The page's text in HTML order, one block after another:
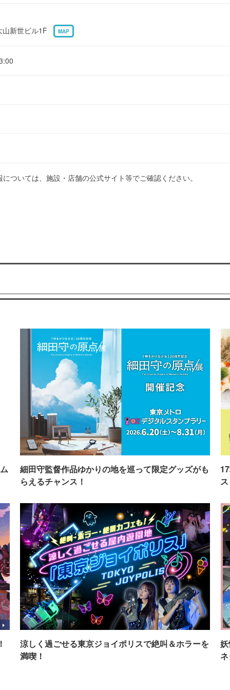
山新世ビル1F MAP
ついては、施設・店舗の公式サイト等でご確認ください。
細田守監督作品ゆかりの地を巡って限定グッズがも
らえるチャンス！
涼しく過ごせる東京ジョイポリスで絶叫＆ホラーを
満喫！